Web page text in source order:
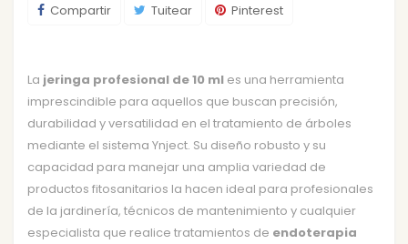
Compartir Tuitear Pinterest
La jeringa profesional de 10 ml es una herramienta
imprescindible para aquellos que buscan precisión,
durabilidad y versatilidad en el tratamiento de árboles
mediante el sistema Ynject. Su diseño robusto y su
capacidad para manejar una amplia variedad de
productos fitosanitarios la hacen ideal para profesionales
de la jardinería, técnicos de mantenimiento y cualquier
especialista que realice tratamientos de endoterapia